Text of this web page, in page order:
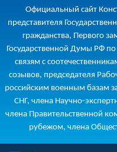
Официальный сайт
представителя
гражданства, Первого
Государственной Думы РФ
связям с
созывов, председателя
российским военным базам
СНГ, члена Научно-
члена Правительственной
рубежом, члена